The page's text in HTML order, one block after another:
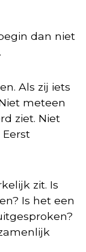
dan niet
Als zij iets
meteen
ziet. Niet
zit. Is
Is het een